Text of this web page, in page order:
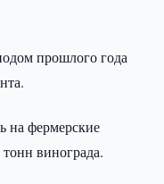
прошлого года
на фермерские
винограда.